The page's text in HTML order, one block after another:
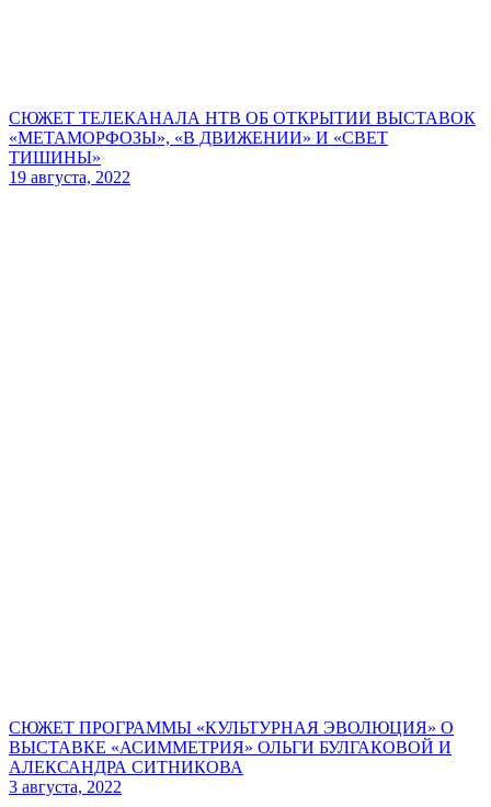
СЮЖЕТ ТЕЛЕКАНАЛА НТВ ОБ ОТКРЫТИИ ВЫСТАВОК
«МЕТАМОРФОЗЫ», «В ДВИЖЕНИИ» И «СВЕТ
ТИШИНЫ»
19 августа, 2022
СЮЖЕТ ПРОГРАММЫ «КУЛЬТУРНАЯ ЭВОЛЮЦИЯ» О
ВЫСТАВКЕ «АСИММЕТРИЯ» ОЛЬГИ БУЛГАКОВОЙ И
АЛЕКСАНДРА СИТНИКОВА
3 августа, 2022